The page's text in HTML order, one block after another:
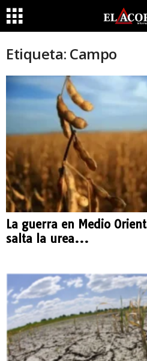
Etiqueta: Campo
La guerra en Medio
salta la urea...